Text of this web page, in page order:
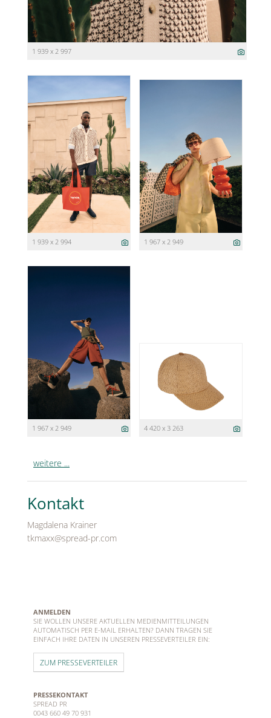
1 939 x 2 997
1 939 x 2 994 1 967 x 2 949
1 967 x 2 949 4 420 x 3 263
weitere ...
Kontakt
Magdalena Krainer
tkmaxx@spread-pr.com
ANMELDEN
SIE WOLLEN UNSERE AKTUELLEN MEDIENMITTEILUNGEN
AUTOMATISCH PER E-MAIL ERHALTEN? DANN TRAGEN SIE
EINFACH IHRE DATEN IN UNSEREN PRESSEVERTEILER EIN:
ZUM PRESSEVERTEILER
PRESSEKONTAKT
SPREAD PR
0043 660 49 70 931